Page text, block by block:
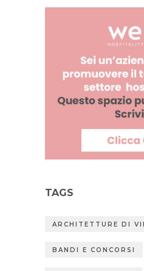
TAGS
ARCHITETTURE DI
BANDI E CONCORSI